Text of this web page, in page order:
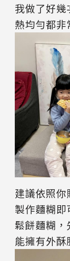
我做了好
熱均勻都非
建議依照
製作麵糊
鬆餅麵糊，
能擁有外酥